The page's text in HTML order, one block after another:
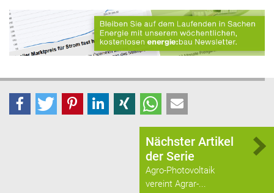
Nächster Artikel
der Serie
Agro-Photovoltaik
vereint Agrar-...